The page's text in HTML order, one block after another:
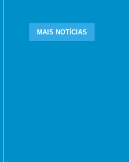
MAIS NOTÍCIAS